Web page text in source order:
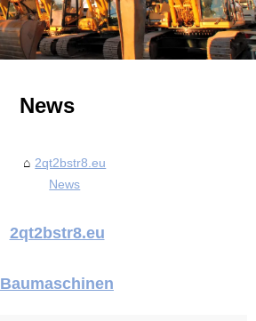
News
2qt2bstr8.eu
News
2qt2bstr8.eu
Baumaschinen